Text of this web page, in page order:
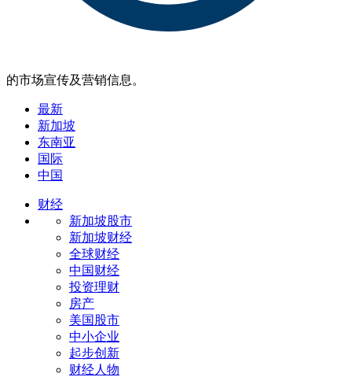
的市场宣传及营销信息。
最新
新加坡
东南亚
国际
中国
财经
新加坡股市
新加坡财经
全球财经
中国财经
投资理财
房产
美国股市
中小企业
起步创新
财经人物